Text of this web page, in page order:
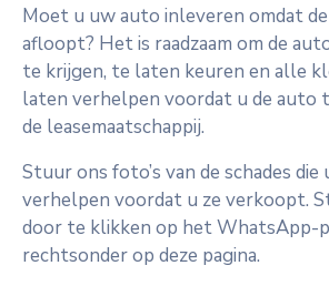
Moet u uw auto inleveren omdat
afloopt? Het is raadzaam om de
te krijgen, te laten keuren en alle
laten verhelpen voordat u de auto
de leasemaatschappij.
Stuur ons foto’s van de schades
verhelpen voordat u ze verkoopt.
door te klikken op het WhatsApp-
rechtsonder op deze pagina.